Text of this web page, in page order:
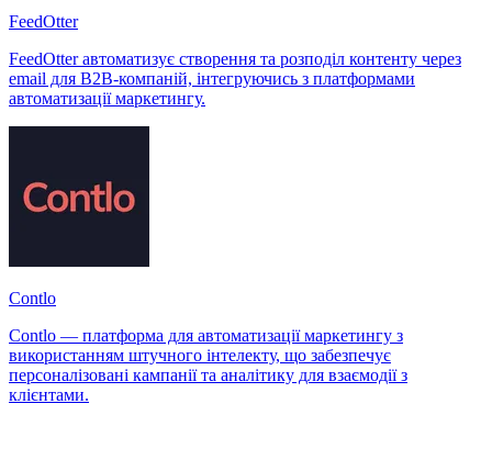
FeedOtter
FeedOtter автоматизує створення та розподіл контенту через
email для B2B-компаній, інтегруючись з платформами
автоматизації маркетингу.
Contlo
Contlo — платформа для автоматизації маркетингу з
використанням штучного інтелекту, що забезпечує
персоналізовані кампанії та аналітику для взаємодії з
клієнтами.